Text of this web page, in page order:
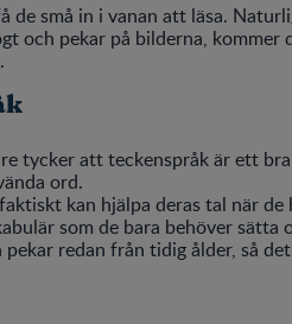
de små in i vanan att läsa.
och pekar på bilderna,
tycker att teckenspråk är ett
ord.
kan hjälpa deras tal när
som de bara behöver sätta
pekar redan från tidig ålder, så